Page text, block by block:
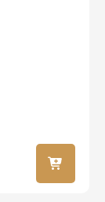
In jouw
winkel